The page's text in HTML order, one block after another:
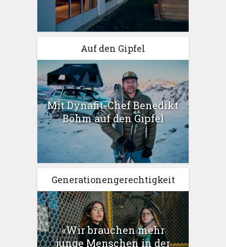
Auf den Gipfel
Mit Dynafit-Chef Benedikt
Böhm auf den Gipfel
Generationengerechtigkeit
«Wir brauchen mehr
junge Menschen in der